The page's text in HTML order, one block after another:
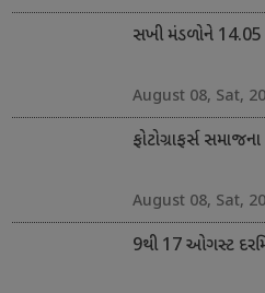
સખી મંડળોને 14.05
August 08, Sat,
ફોટોગ્રાફર્સ
August 08, Sat,
9થી 17 ઓગસ્ટ